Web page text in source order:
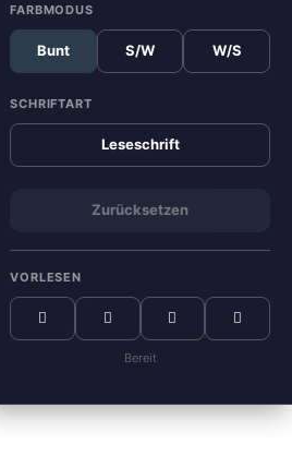
FARBMODUS
Bunt S/W W/S
SCHRIFTART
Leseschrift
Zurücksetzen
VORLESEN
Bereit